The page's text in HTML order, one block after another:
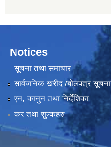
Notices
सूचना तथा समाचार
सार्वजनिक खरीद /बोलपत्र सूचना
एन, कानुन तथा निर्देशिका
कर तथा शुल्कहरु